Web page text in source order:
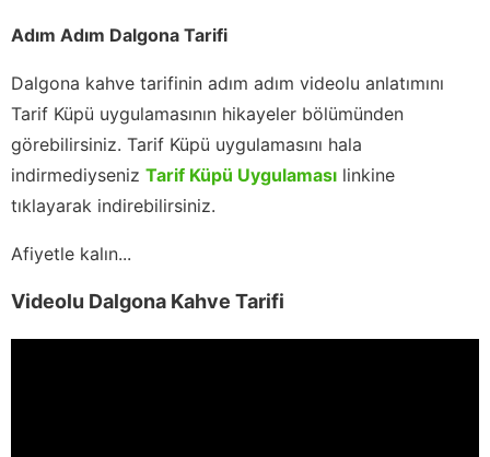
Adım Adım Dalgona Tarifi
Dalgona kahve tarifinin adım adım videolu anlatımını
Tarif Küpü uygulamasının hikayeler bölümünden
görebilirsiniz. Tarif Küpü uygulamasını hala
indirmediyseniz Tarif Küpü Uygulaması linkine
tıklayarak indirebilirsiniz.
Afiyetle kalın...
Videolu Dalgona Kahve Tarifi